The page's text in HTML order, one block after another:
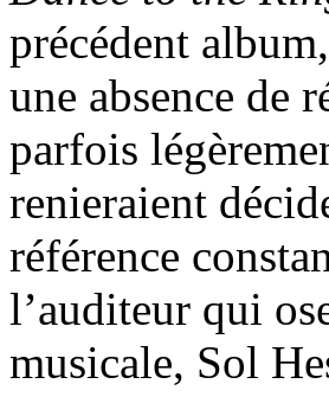
précédent
une absence de
parfois
renieraient
référence
l’auditeur qui
musicale, Sol